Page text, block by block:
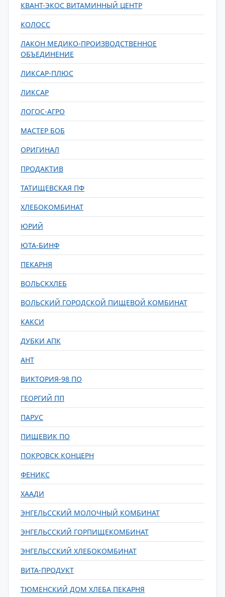
КВАНТ-ЭКОС ВИТАМИННЫЙ ЦЕНТР
КОЛОСС
ЛАКОН МЕДИКО-ПРОИЗВОДСТВЕННОЕ
ОБЪЕДИНЕНИЕ
ЛИКСАР-ПЛЮС
ЛИКСАР
ЛОГОС-АГРО
МАСТЕР БОБ
ОРИГИНАЛ
ПРОДАКТИВ
ТАТИЩЕВСКАЯ ПФ
ХЛЕБОКОМБИНАТ
ЮРИЙ
ЮТА-БИНФ
ПЕКАРНЯ
ВОЛЬСКХЛЕБ
ВОЛЬСКИЙ ГОРОДСКОЙ ПИЩЕВОЙ КОМБИНАТ
КАКСИ
ДУБКИ АПК
АНТ
ВИКТОРИЯ-98 ПО
ГЕОРГИЙ ПП
ПАРУС
ПИЩЕВИК ПО
ПОКРОВСК КОНЦЕРН
ФЕНИКС
ХААДИ
ЭНГЕЛЬССКИЙ МОЛОЧНЫЙ КОМБИНАТ
ЭНГЕЛЬССКИЙ ГОРПИЩЕКОМБИНАТ
ЭНГЕЛЬССКИЙ ХЛЕБОКОМБИНАТ
ВИТА-ПРОДУКТ
ТЮМЕНСКИЙ ДОМ ХЛЕБА ПЕКАРНЯ